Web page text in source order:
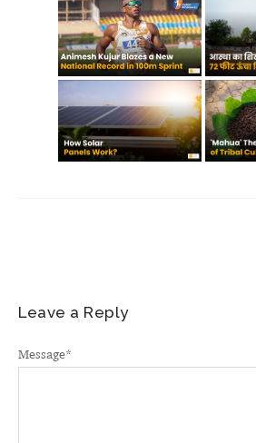
Leave a Reply
Message*